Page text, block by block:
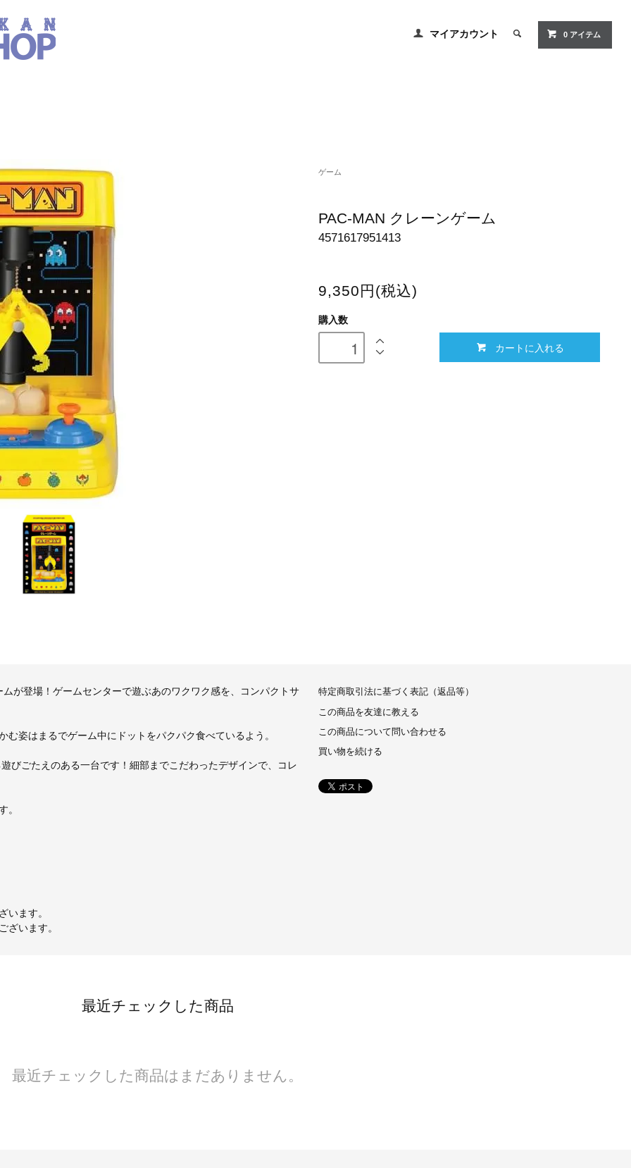
マイアカウント 0 アイテム
ゲーム
PAC-MAN クレーンゲーム
4571617951413
9,350円(税込)
購入数
カートに入れる
が登場！ゲームセンターで遊ぶあのワクワク感を、コンパクトサ
姿はまるでゲーム中にドットをパクパク食べているよう。
びごたえのある一台です！細部までこだわったデザインで、コレ
。
います。
ざいます。
特定商取引法に基づく表記（返品等）
この商品を友達に教える
この商品について問い合わせる
買い物を続ける
最近チェックした商品
最近チェックした商品はまだありません。